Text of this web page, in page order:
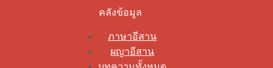
คลังข้อมูล
ภาษาอีสาน
ผญาอีสาน